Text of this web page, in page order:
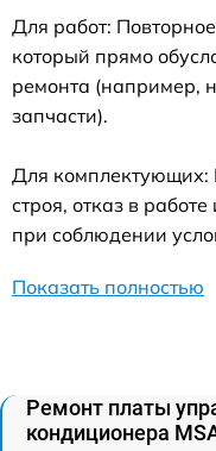
Для работ:
который прямо
ремонта (например,
запчасти).
Для
строя, отказ в
при соблюдении
Показать полностью
Ремонт платы
кондиционера